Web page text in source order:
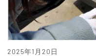
2025年1月20日